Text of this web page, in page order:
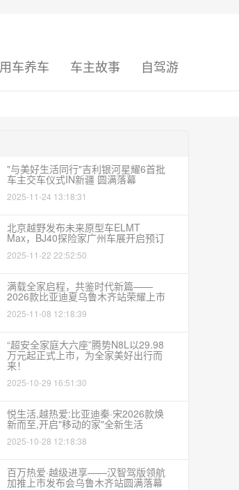
用车养车 车主故事 自驾游
"与美好生活同行"吉利银河星耀6首批
车主交车仪式IN新疆 圆满落幕
2025-11-24 13:18:31
北京越野发布未来原型车ELMT
Max，BJ40探险家广州车展开启预订
2025-11-22 22:52:50
满载全家启程，共鉴时代新篇——
2026款比亚迪夏乌鲁木齐站荣耀上市
2025-11-08 12:18:39
“超安全家庭大六座”腾势N8L以29.98
万元起正式上市，为全家美好出行而
来！
2025-10-29 16:51:30
悦生活,越热爱:比亚迪秦·宋2026款焕
新而至,开启"移动的家"全新生活
2025-10-28 12:18:38
百万热爱·越级进享——汉智驾版领航
加推上市发布会乌鲁木齐站圆满落幕